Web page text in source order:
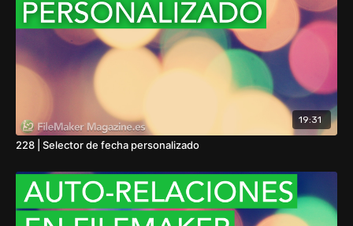
19:31
228 | Selector de fecha personalizado